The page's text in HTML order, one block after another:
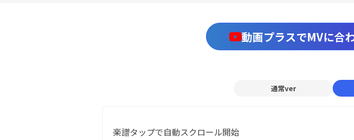
動画プラスでMVに合
通常ver
楽譜タップで自動スクロール開始